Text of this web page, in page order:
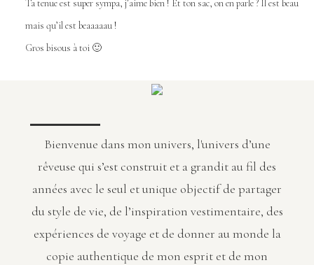
Ta tenue est super sympa, j’aime bien ! Et ton sac, on en parle ? Il est beau
mais qu’il est beaaaaau !
Gros bisous à toi 🙂
Bienvenue dans mon univers, l'univers d’une
rêveuse qui s’est construit et a grandit au fil des
années avec le seul et unique objectif de partager
du style de vie, de l’inspiration vestimentaire, des
expériences de voyage et de donner au monde la
copie authentique de mon esprit et de mon